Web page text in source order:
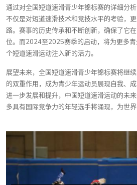
通过对全国短道速滑青少年锦标赛的详细分
不仅是对短道速滑技术和竞技水平的考验，
路。赛事的历史传承和不断创新，确保了它
位。而2024至2025赛季的启动，将为更多
个短道速滑运动注入新的活力。
展望未来，全国短道速滑青少年锦标赛将继
的双重作用，成为青少年运动员展现自我、
进一步发展和提升，中国短道速滑运动的未
多具有国际竞争力的年轻选手将涌现，为世界